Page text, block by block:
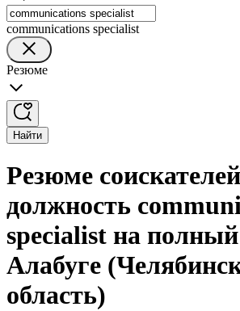
communications specialist
Резюме
Найти
Резюме
должность
specialist на
Алабуге
область)